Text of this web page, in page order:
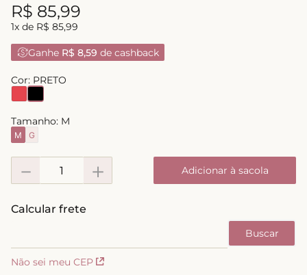
R$ 85,99
1x de R$ 85,99
Ganhe R$ 8,59 de cashback
Cor: PRETO
Tamanho: M
M G
＋
－ Adicionar à sacola
Não sei meu CEP